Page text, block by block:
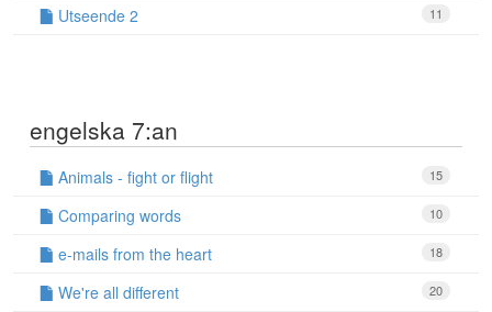
11
Utseende 2
engelska 7:an
15
Animals - fight or flight
10
Comparing words
18
e-mails from the heart
20
We're all different